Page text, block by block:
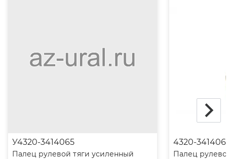
У4320-3414065
Палец рулевой тяги усиленный
4320-
Палец